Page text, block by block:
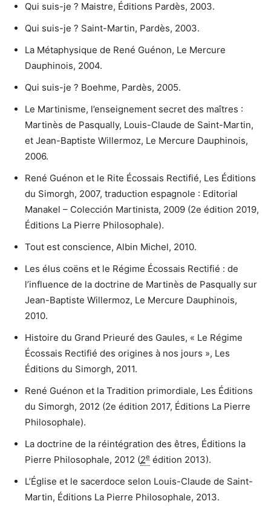
Qui suis-je ? Maistre, Éditions Pardès, 2003.
Qui suis-je ? Saint-Martin, Pardès, 2003.
La Métaphysique de René Guénon, Le Mercure
Dauphinois, 2004.
Qui suis-je ? Boehme, Pardès, 2005.
Le Martinisme, l’enseignement secret des maîtres :
Martinès de Pasqually, Louis-Claude de Saint-Martin,
et Jean-Baptiste Willermoz, Le Mercure Dauphinois,
2006.
René Guénon et le Rite Écossais Rectifié, Les Éditions
du Simorgh, 2007, traduction espagnole : Editorial
Manakel – Colección Martinista, 2009 (2e édition 2019,
Éditions La Pierre Philosophale).
Tout est conscience, Albin Michel, 2010.
Les élus coëns et le Régime Écossais Rectifié : de
l’influence de la doctrine de Martinès de Pasqually sur
Jean-Baptiste Willermoz, Le Mercure Dauphinois,
2010.
Histoire du Grand Prieuré des Gaules, « Le Régime
Écossais Rectifié des origines à nos jours », Les
Éditions du Simorgh, 2011.
René Guénon et la Tradition primordiale, Les Éditions
du Simorgh, 2012 (2e édition 2017, Éditions La Pierre
Philosophale).
La doctrine de la réintégration des êtres, Éditions la
Pierre Philosophale, 2012 (2e édition 2013).
L’Église et le sacerdoce selon Louis-Claude de Saint-
Martin, Éditions La Pierre Philosophale, 2013.